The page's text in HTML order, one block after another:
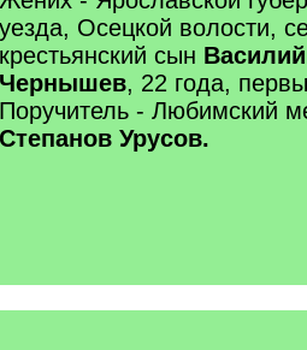
уезда, Осецкой волости,
крестьянский сын
Чернышев, 22 года,
Поручитель - Любимский
Степанов Урусов.